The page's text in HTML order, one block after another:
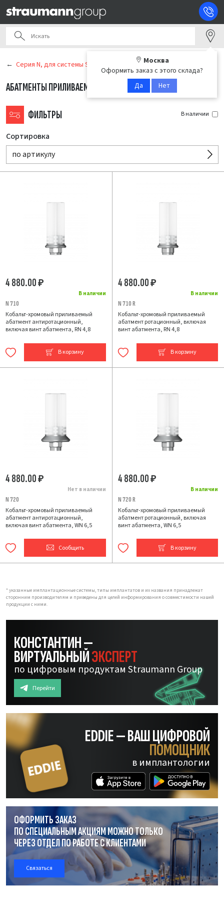
Москва
Оформить заказ с этого склада?
Да
Нет
Серия N, для системы Straumann Tissue Level
ФИЛЬТРЫ
АБАТМЕНТЫ ПРИЛИВАЕМЫЕ COCR
В наличии
Сортировка
по артикулу
В наличии
4 880.00₽
N 710
Кобальт-хромовый приливаемый
абатмент антиротационный,
включая винт абатмента, RN 4,8
В корзину
В наличии
4 880.00₽
N 710 R
Кобальт-хромовый приливаемый
абатмент ротационный, включая
винт абатмента, RN 4,8
В корзину
Нет в наличии
4 880.00₽
N 720
Кобальт-хромовый приливаемый
абатмент антиротационный,
включая винт абатмента, WN 6,5
Сообщить
В наличии
4 880.00₽
N 720 R
Кобальт-хромовый приливаемый
абатмент ротационный, включая
винт абатмента, WN 6,5
В корзину
* указанные имплантационные системы, типы имплантатов и их названия принадлежат
сторонним производителям и приведены для целей информирования о совместимости нашей
продукции с ними.
КОНСТАНТИН —
ВИРТУАЛЬНЫЙЭКСПЕРТ
по цифровым продуктам Straumann Group
Перейти
EDDIE — ВАШ ЦИФРОВОЙ
ПОМОЩНИК
в имплантологии
ОФОРМИТЬ ЗАКАЗ
ПО СПЕЦИАЛЬНЫМ АКЦИЯМ МОЖНО ТОЛЬКО
ЧЕРЕЗ ОТДЕЛПО РАБОТЕС КЛИЕНТАМИ
Связаться